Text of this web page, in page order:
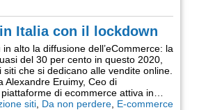
Italia con il lockdown
alto la diffusione dell’eCommerce: la
del 30 per cento in questo 2020,
che si dedicano alle vendite online.
Alexandre Eruimy, Ceo di
di ecommerce attiva in…
siti Da non perdere E-commerce